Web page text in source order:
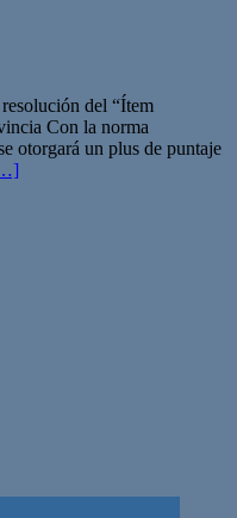
del “Ítem
Con la norma
otorgará un plus de puntaje